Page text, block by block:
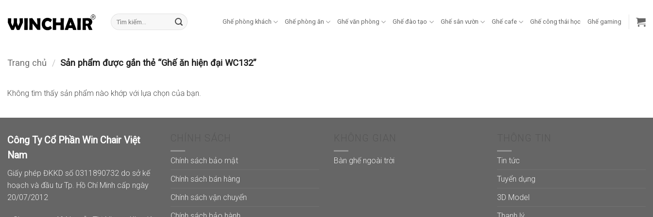
qua
Tìm
kiếm:
Ghế phòng khách Ghế phòng ăn Ghế văn phòng Ghế đào tạo Ghế sân vườn Ghế cafe Ghế công thái học Ghế gaming
Trang chủ / Sản phẩm được gắn thẻ “Ghế ăn hiện đại WC132”
Không tìm thấy sản phẩm nào khớp với lựa chọn của bạn.
Công Ty Cổ Phần Win Chair Việt
Nam
Giấy phép ĐKKD số 0311890732 do sở kế
hoạch và đầu tư Tp. Hồ Chí Minh cấp ngày
20/07/2012
Chính sách bảo mật
Chính sách bán hàng
Chính sách vận chuyển
Bàn ghế ngoài trời
Tin tức
Tuyển dụng
3D Model